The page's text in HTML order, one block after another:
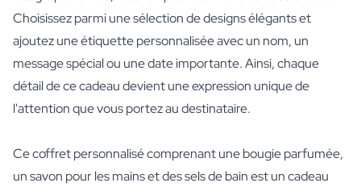
Choisissez parmi une sélection de designs élégants et
ajoutez une étiquette personnalisée avec un nom, un
message spécial ou une date importante. Ainsi, chaque
détail de ce cadeau devient une expression unique de
l'attention que vous portez au destinataire.
Ce coffret personnalisé comprenant une bougie parfumée,
un savon pour les mains et des sels de bain est un cadeau